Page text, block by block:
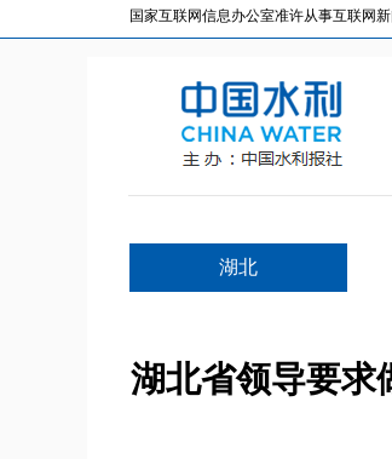
国家互联网信息办公室准许从事互联网
湖北
湖北省领导要求